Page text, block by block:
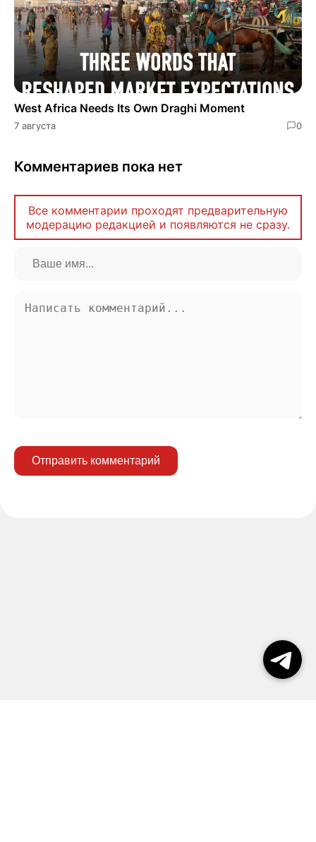
West Africa Needs Its Own Draghi Moment
7 августа 0
Комментариев пока нет
Все комментарии проходят предварительную
модерацию редакцией и появляются не сразу.
Отправить комментарий